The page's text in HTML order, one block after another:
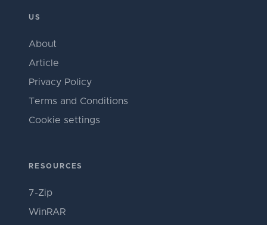
US
About
Article
Privacy Policy
Terms and Conditions
Cookie settings
RESOURCES
7-Zip
WinRAR